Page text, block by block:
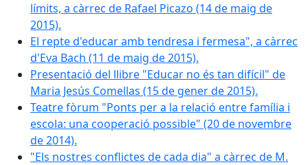
límits, a càrrec de Rafael Picazo (14 de maig de
2015).
El repte d'educar amb tendresa i fermesa", a càrrec
d'Eva Bach (11 de maig de 2015).
Presentació del llibre "Educar no és tan difícil" de
Maria Jesús Comellas (15 de gener de 2015).
Teatre fòrum "Ponts per a la relació entre família i
escola: una cooperació possible" (20 de novembre
de 2014).
"Els nostres conflictes de cada dia" a càrrec de M.